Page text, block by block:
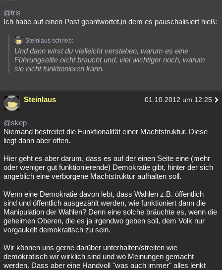
@tris
Ich habe auf einen Post geantwortet,in dem es pauschalisiert hieß:
Steinlaus schrieb:
Und dann wirst du vielleicht verstehen, warum es eine
Führungselite nicht braucht und, viel wichtiger noch, warum
sie nicht funktionieren kann.
Steinlaus 01.10.2012 um 12:25
@skep
Niemand bestreitet die Funktionalität einer Machtstruktur. Diese
liegt dann aber offen.
Hier geht es aber darum, dass es auf der einen Seite eine (mehr
oder weniger gut funktionierende) Demokratie gibt, hinter der sich
angeblich eine verborgene Machtstruktur aufhalten soll.
Wenn eine Demokratie davon lebt, dass Wahlen z.B. öffentlich
sind und öffentlich ausgezählt werden, wie funktioniert dann die
Manipulation der Wahlen? Denn eine solche bräuchte es, wenn die
geheimen Oberen, die es ja irgendwo geben soll, dem Volk nur
vorgaukelt demokratisch zu sein.
Wir können uns gerne darüber unterhalten/streiten wie
demokratisch wir wirklich sind und wo Meinungen gemacht
werden. Dass aber eine Handvoll "was auch immer" alles lenkt